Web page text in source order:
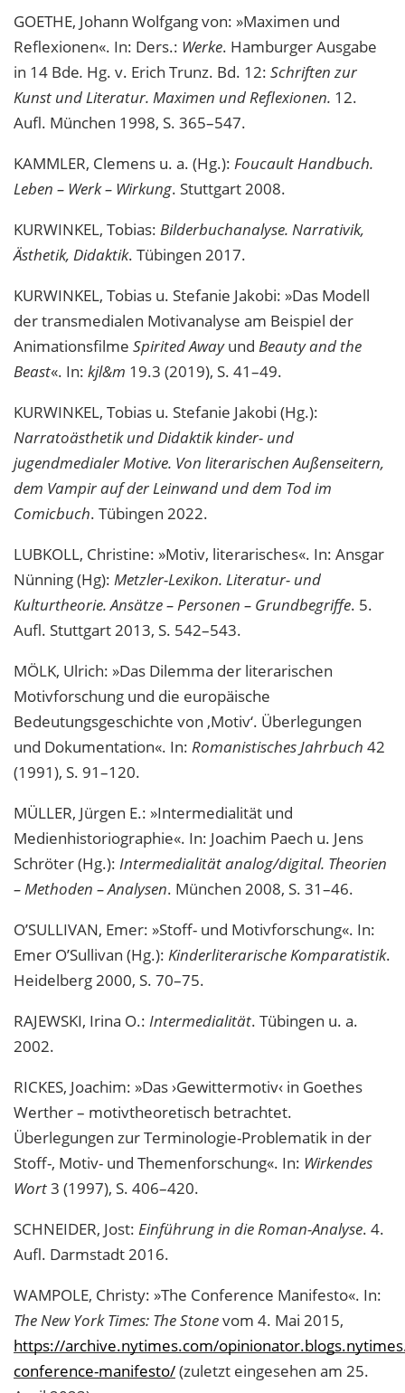
GOETHE, Johann Wolfgang von: »Maximen und
Reflexionen«. In: Ders.: Werke. Hamburger Ausgabe
in 14 Bde. Hg. v. Erich Trunz. Bd. 12: Schriften zur
Kunst und Literatur. Maximen und Reflexionen. 12.
Aufl. München 1998, S. 365–547.
KAMMLER, Clemens u. a. (Hg.): Foucault Handbuch.
Leben – Werk – Wirkung. Stuttgart 2008.
KURWINKEL, Tobias: Bilderbuchanalyse. Narrativik,
Ästhetik, Didaktik. Tübingen 2017.
KURWINKEL, Tobias u. Stefanie Jakobi: »Das Modell
der transmedialen Motivanalyse am Beispiel der
Animationsfilme Spirited Awayund Beauty and the
Beast«. In: kjl&m 19.3 (2019), S. 41–49.
KURWINKEL, Tobias u. Stefanie Jakobi (Hg.):
Narratoästhetik und Didaktik kinder- und
jugendmedialer Motive. Von literarischen Außenseitern,
dem Vampir auf der Leinwand und dem Tod im
Comicbuch. Tübingen 2022.
LUBKOLL, Christine: »Motiv, literarisches«. In: Ansgar
Nünning (Hg): Metzler-Lexikon. Literatur- und
Kulturtheorie. Ansätze – Personen – Grundbegriffe. 5.
Aufl. Stuttgart 2013, S. 542–543.
MÖLK, Ulrich: »Das Dilemma der literarischen
Motivforschung und die europäische
Bedeutungsgeschichte von ‚Motiv‘. Überlegungen
und Dokumentation«. In: Romanistisches Jahrbuch 42
(1991), S. 91–120.
MÜLLER, Jürgen E.: »Intermedialität und
Medienhistoriographie«. In: Joachim Paech u. Jens
Schröter (Hg.): Intermedialität analog/digital. Theorien
– Methoden – Analysen. München 2008, S. 31–46.
O’SULLIVAN, Emer: »Stoff- und Motivforschung«. In:
Emer O’Sullivan (Hg.): Kinderliterarische Komparatistik.
Heidelberg 2000, S. 70–75.
RAJEWSKI, Irina O.: Intermedialität. Tübingen u. a.
2002.
RICKES, Joachim: »Das ›Gewittermotiv‹ in Goethes
Werther – motivtheoretisch betrachtet.
Überlegungen zur Terminologie-Problematik in der
Stoff-, Motiv- und Themenforschung«. In: Wirkendes
Wort3 (1997), S. 406–420.
SCHNEIDER, Jost: Einführung in die Roman-Analyse. 4.
Aufl. Darmstadt 2016.
WAMPOLE, Christy: »The Conference Manifesto«. In:
The New York Times: The Stonevom 4. Mai 2015,
https://archive.nytimes.com/
conference-manifesto/(zuletzt eingesehen am 25.